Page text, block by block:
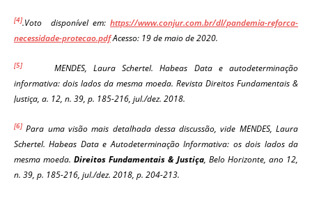
[4].Voto disponível em: https://www.conjur.com.br/dl/pandemia-reforca-
necessidade-protecao.pdfAcesso: 19 de maio de 2020.
[5]
MENDES, Laura Schertel. Habeas Data e autodeterminação
informativa: dois lados da mesma moeda. Revista Direitos Fundamentais &
Justiça, a. 12, n. 39, p. 185-216, jul./dez. 2018.
[6] Para uma visão mais detalhada dessa discussão, vide MENDES, Laura
Schertel. Habeas Data e Autodeterminação Informativa: os dois lados da
mesma moeda. Direitos Fundamentais & Justiça, Belo Horizonte, ano 12,
n. 39, p. 185-216, jul./dez. 2018, p. 204-213.